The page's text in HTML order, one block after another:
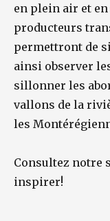
en plein air et
producteurs
permettront de
ainsi observer
sillonner les
vallons de la
les
Consultez notre
inspirer!